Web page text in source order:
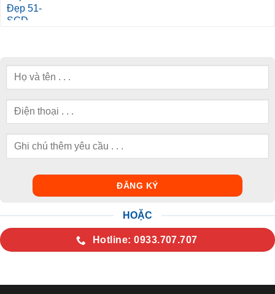
HOẶC
Hotline: 0933.707.707